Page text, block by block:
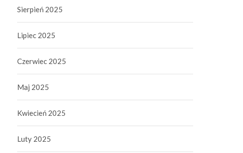
Sierpień 2025
Lipiec 2025
Czerwiec 2025
Maj 2025
Kwiecień 2025
Luty 2025